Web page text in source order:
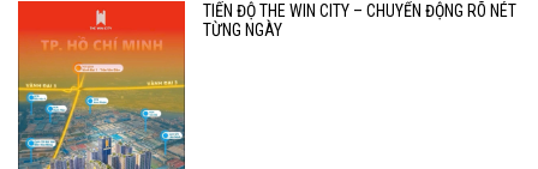
TIẾN ĐỘ THE WIN CITY – CHUYỂN ĐỘNG RÕ NÉT
TỪNG NGÀY